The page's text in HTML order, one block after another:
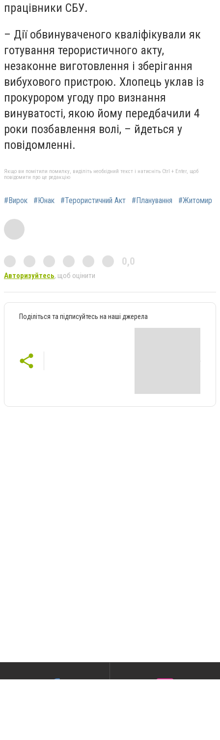
працівники СБУ.
– Дії обвинуваченого кваліфікували як
готування терористичного акту,
незаконне виготовлення і зберігання
вибухового пристрою. Хлопець уклав із
прокурором угоду про визнання
винуватості, якою йому передбачили 4
роки позбавлення волі, – йдеться у
повідомленні.
Якщо ви помітили помилку, виділіть необхідний текст і натисніть Ctrl + Enter, щоб
повідомити про це редакцію
#Вирок #Юнак #Терористичний Акт #Планування #Житомир
0,0
Авторизуйтесь, щоб оцінити
Поділіться та підписуйтесь на наші джерела